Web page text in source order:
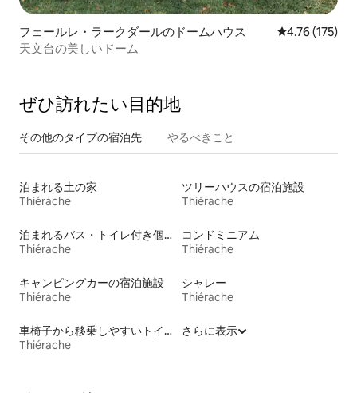
フェールレ・ラークダールのドームハウス レビュー175
4.76 (175)
天文台の美しいドーム
ぜひ訪⁠れ⁠た⁠い目⁠的⁠地
その他のタ⁠イ⁠プ⁠の宿⁠泊⁠先 やるべきこと
泊まれる土の家
Thiérache
ツリーハウスの宿泊施設
Thiérache
泊まれるバス・トイレ付き個室
Thiérache
コンドミニアム
Thiérache
キャンピングカーの宿泊施設
Thiérache
シャレー
Thiérache
車椅子から移乗しやすいトイレ付きの宿泊施設
Thiérache
さらに表示